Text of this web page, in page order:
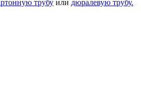
трубу или дюралевую трубу.